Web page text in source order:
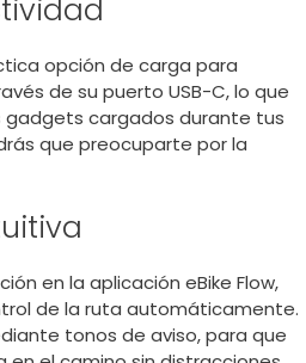
opción de carga para
de su puerto USB-C, lo que
cargados durante tus
que preocuparte por la
en la aplicación eBike Flow,
de la ruta automáticamente.
tonos de aviso, para que